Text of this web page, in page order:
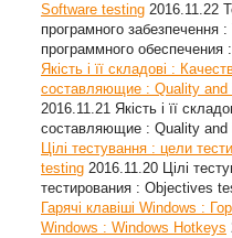
Software testing 2016.11.22
програмного забезпечення
программного обеспечения
Якість і її складові :
составляющие : Quality and
2016.11.21 Якість і її
составляющие : Quality and
Цілі тестування : цели
testing 2016.11.20 Цілі
тестирования : Objectives
Гарячі клавіші Windows :
Windows : Windows Hotkeys